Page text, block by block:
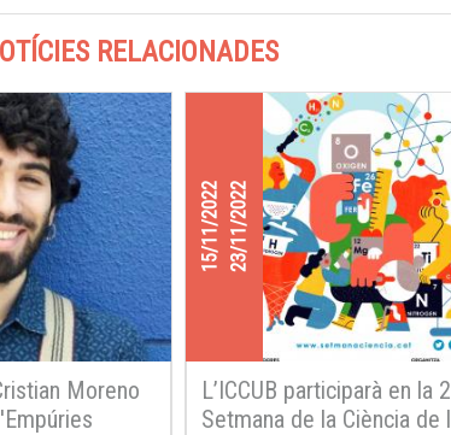
RELACIONADES
Moreno
15/11/202223/11/2022
L’ICCUB participarà en la
Setmana de la Ciència de